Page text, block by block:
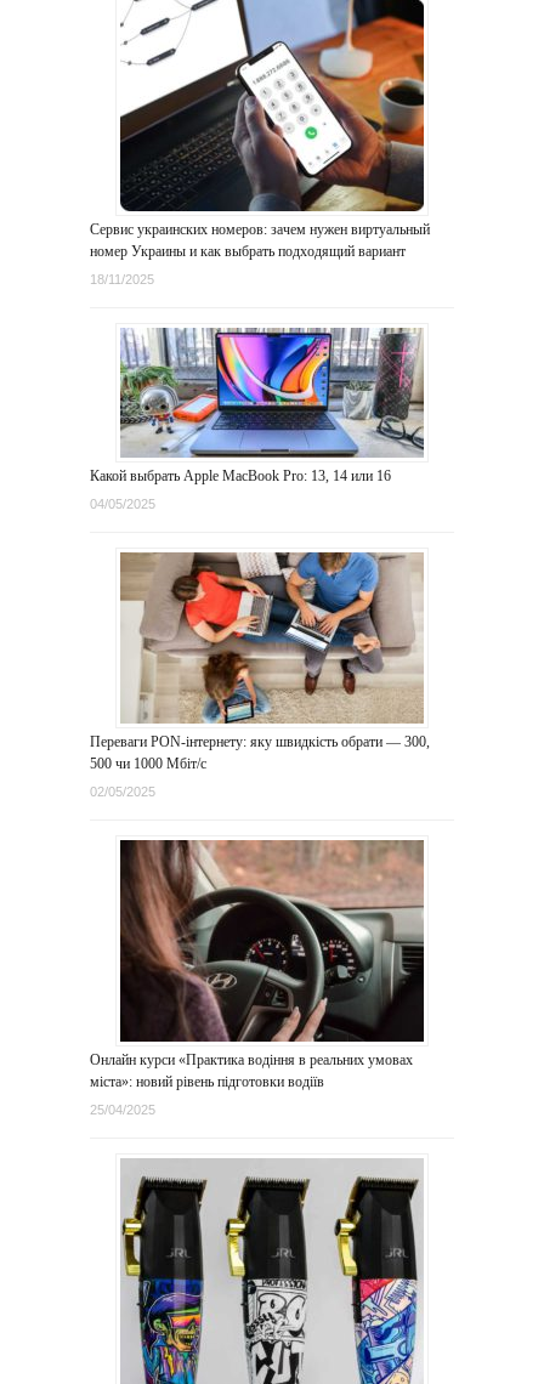
Сервис украинских номеров: зачем нужен виртуальный
номер Украины и как выбрать подходящий вариант
18/11/2025
Какой выбрать Apple MacBook Pro: 13, 14 или 16
04/05/2025
Переваги PON-інтернету: яку швидкість обрати — 300,
500 чи 1000 Мбіт/с
02/05/2025
Онлайн курси «Практика водіння в реальних умовах
міста»: новий рівень підготовки водіїв
25/04/2025